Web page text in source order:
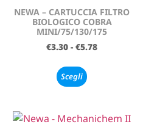
NEWA – CARTUCCIA FILTRO
BIOLOGICO COBRA
MINI/75/130/175
€3.30 - €5.78
Scegli